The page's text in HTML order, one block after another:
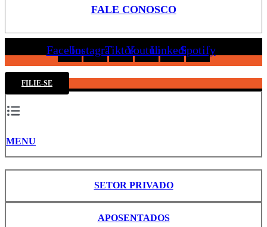
FALE CONOSCO
FacebookInstagramTiktokYoutubeLinkedinSpotify
FILIE-SE
MENU
SETOR PRIVADO
APOSENTADOS